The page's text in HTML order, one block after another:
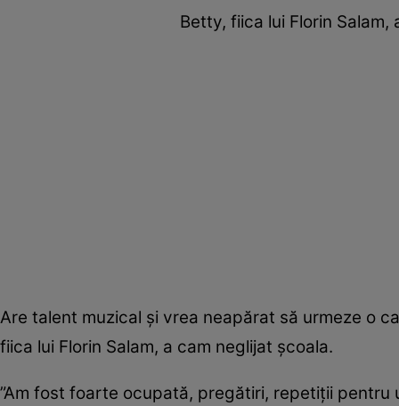
Betty, fiica lui Florin
Are talent muzical și vrea neapărat să urmeze o
fiica lui Florin Salam, a cam neglijat școala.
”Am fost foarte ocupată, pregătiri, repetiții